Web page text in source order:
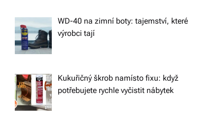
WD-40 na zimní boty: tajemství, které
výrobci tají
Kukuřičný škrob namísto fixu: když
potřebujete rychle vyčistit nábytek